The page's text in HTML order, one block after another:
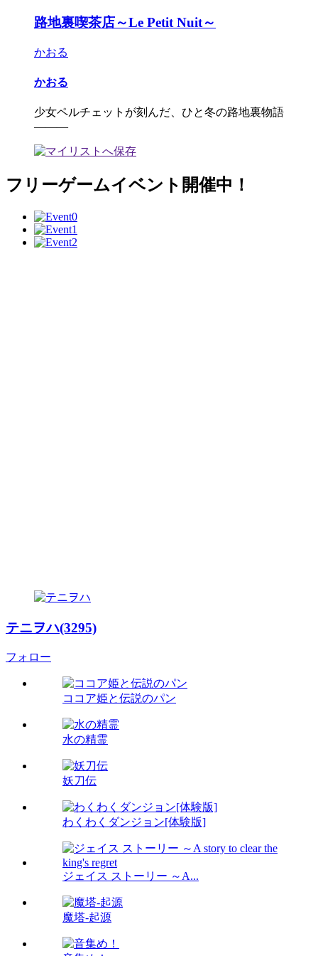
路地裏喫茶店～Le Petit Nuit～
かおる
かおる
少女ペルチェットが刻んだ、ひと冬の路地裏物語
―――
フリーゲームイベント開催中！
テニヲハ(3295)
フォロー
ココア姫と伝説のパン
水の精霊
妖刀伝
わくわくダンジョン[体験版]
ジェイス ストーリー ～A...
魔塔-起源